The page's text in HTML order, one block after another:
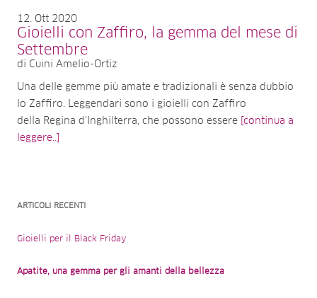
12 Ott 2020
Gioielli con Zaffiro, la gemma del mese di
Settembre
di Cuini Amelio-Ortiz
Una delle gemme più amate e tradizionali è senza dubbio
lo Zaffiro. Leggendari sono i gioielli con Zaffiro
della Regina d'Inghilterra, che possono essere [continua a
leggere..]
ARTICOLI RECENTI
Gioielli per il Black Friday
Apatite, una gemma per gli amanti della bellezza